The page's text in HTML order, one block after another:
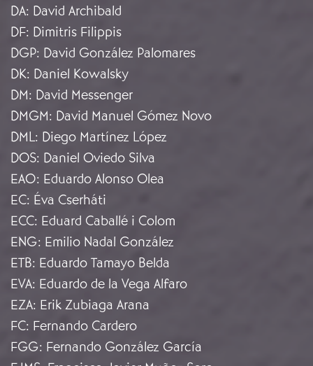
DA: David Archibald
DF: Dimitris Filippis
DGP: David González Palomares
DK: Daniel Kowalsky
DM: David Messenger
DMGM: David Manuel Gómez Novo
DML: Diego Martínez López
DOS: Daniel Oviedo Silva
EAO: Eduardo Alonso Olea
EC: Éva Cserháti
ECC: Eduard Caballé i Colom
ENG: Emilio Nadal González
ETB: Eduardo Tamayo Belda
EVA: Eduardo de la Vega Alfaro
EZA: Erik Zubiaga Arana
FC: Fernando Cardero
FGG: Fernando González García